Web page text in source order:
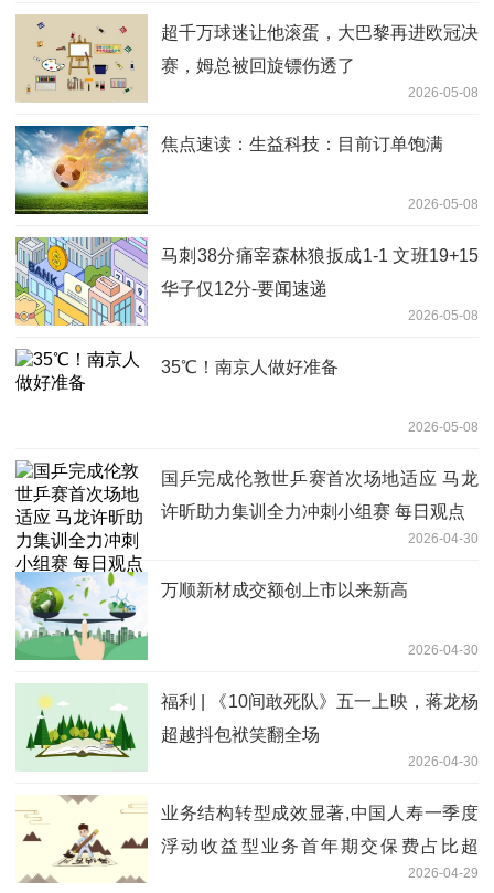
超千万球迷让他滚蛋，大巴黎再进欧冠决
赛，姆总被回旋镖伤透了
2026-05-08
焦点速读：生益科技：目前订单饱满
2026-05-08
马刺38分痛宰森林狼扳成1-1 文班19+15
华子仅12分-要闻速递
2026-05-08
35℃！南京人做好准备
2026-05-08
国乒完成伦敦世乒赛首次场地适应 马龙
许昕助力集训全力冲刺小组赛 每日观点
2026-04-30
万顺新材成交额创上市以来新高
2026-04-30
福利 | 《10间敢死队》五一上映，蒋龙杨
超越抖包袱笑翻全场
2026-04-30
业务结构转型成效显著,中国人寿一季度
浮动收益型业务首年期交保费占比超
2026-04-29